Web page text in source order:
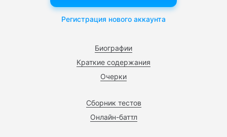
Биографии
Краткие содержания
Очерки
Сборник тестов
Онлайн-баттл
Регистрация нового аккаунта